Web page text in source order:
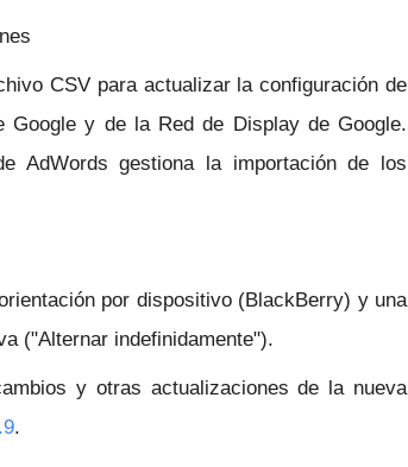
CSV para actualizar la configuración de
y de la Red de Display de Google.
AdWords gestiona la importación de los
por dispositivo (BlackBerry) y una
("Alternar indefinidamente").
y otras actualizaciones de la nueva
.